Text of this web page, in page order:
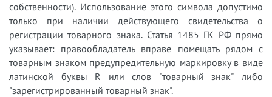
собственности). Использование этого символа допустимо
только при наличии действующего свидетельства о
регистрации товарного знака. Статья 1485 ГК РФ прямо
указывает: правообладатель вправе помещать рядом с
товарным знаком предупредительную маркировку в виде
латинской буквы R или слов "товарный знак" либо
"зарегистрированный товарный знак".